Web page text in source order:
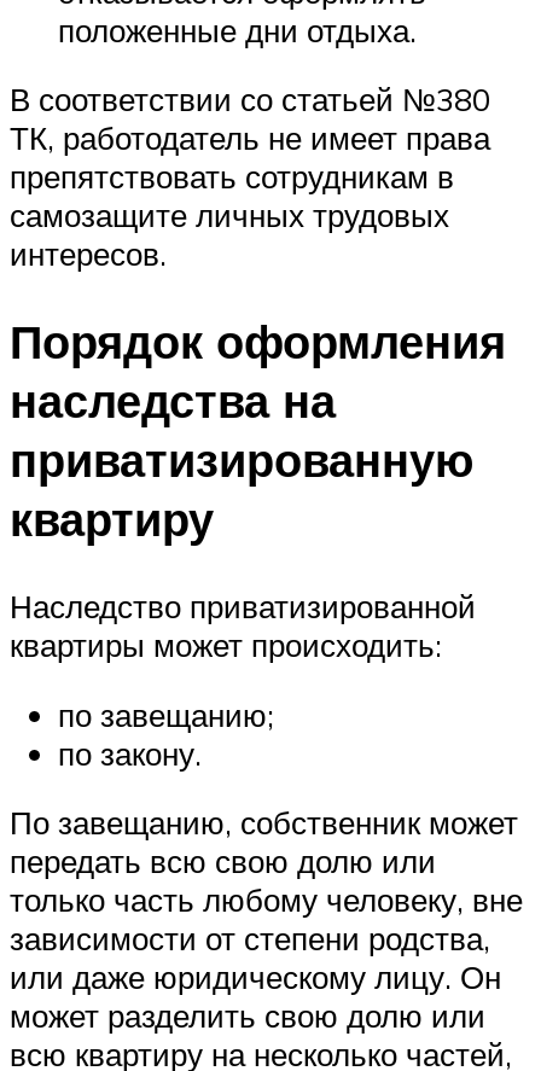
положенные дни отдыха.
В соответствии со статьей №380
ТК, работодатель не имеет права
препятствовать сотрудникам в
самозащите личных трудовых
интересов.
Порядок оформления
наследства на
приватизированную
квартиру
Наследство приватизированной
квартиры может происходить:
по завещанию;
по закону.
По завещанию, собственник может
передать всю свою долю или
только часть любому человеку, вне
зависимости от степени родства,
или даже юридическому лицу. Он
может разделить свою долю или
всю квартиру на несколько частей,